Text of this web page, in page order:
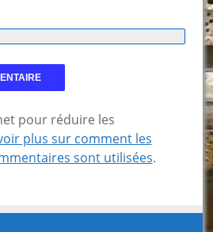
pour réduire les
plus sur comment les
sont utilisées.